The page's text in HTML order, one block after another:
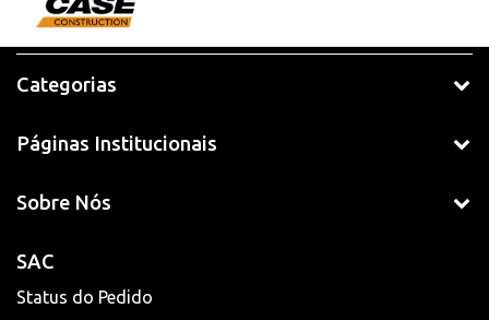
Categorias
Páginas Institucionais
Sobre Nós
SAC
Status do Pedido